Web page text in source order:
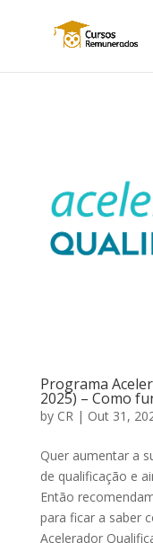
Programa
2025) – Como
by CR| Out 31,
Quer aumentar a
de qualificação e
Então
para ficar a saber
Acelerador